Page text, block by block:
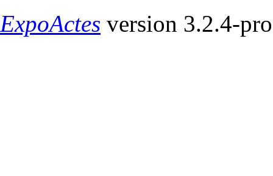
ExpoActes version 3.2.4-